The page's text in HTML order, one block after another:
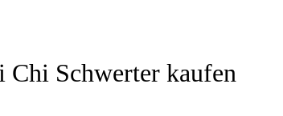
Chi Schwerter kaufen